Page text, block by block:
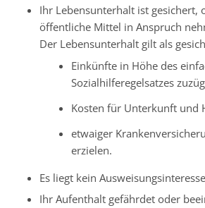
Ihr Lebensunterhalt ist gesichert,
öffentliche Mittel in Anspruch
Der Lebensunterhalt gilt als
Einkünfte in Höhe des
Sozialhilferegelsatzes
Kosten für Unterkunft und
etwaiger
erzielen.
Es liegt kein
Ihr Aufenthalt gefährdet oder